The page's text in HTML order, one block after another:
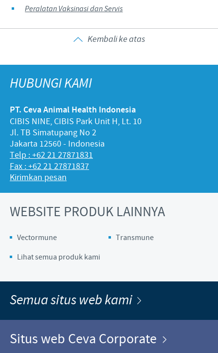
Peralatan Vaksinasi dan Servis
Kembali ke atas
HUBUNGI KAMI
PT. Ceva Animal Health Indonesia
CIBIS NINE, CIBIS Park Unit H, Lt. 10
Jl. TB Simatupang No 2
Jakarta 12560 - Indonesia
Telp : +62 21 27871831
Fax : +62 21 27871837
Kirimkan pesan
WEBSITE PRODUK LAINNYA
Vectormune
Transmune
Lihat semua produk kami
Semua situs web kami
Situs web Ceva Corporate